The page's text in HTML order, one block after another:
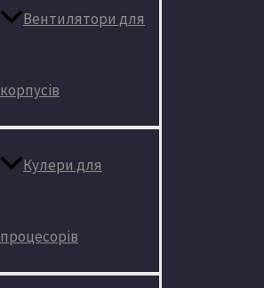
Вентилятори для
корпусів
Кулери для
процесорів